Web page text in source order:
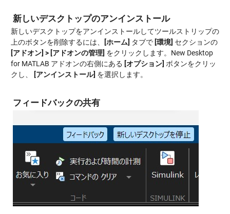
新しいデスクトップのアンインストール
新しいデスクトップをアンインストールしてツールストリップの
上のボタンを削除するには、
[ホーム] タブで [環境] セクションの
[アドオン] > [アドオンの管理] をクリックします。New Desktop
for MATLAB アドオンの右側にある [オプション] ボタンをクリッ
クし、
[アンインストール] を選択します。
フィードバックの共有